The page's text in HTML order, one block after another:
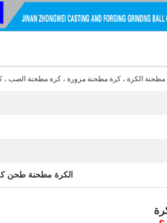
الكرة ، كرة مطحنة مزورة ، كرة مطحنة الصب
الكرة مطحنة طحن